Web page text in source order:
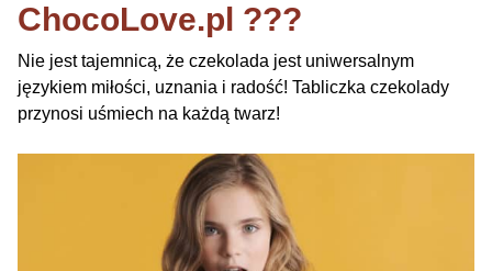
ChocoLove.pl ???
Nie jest tajemnicą, że czekolada jest uniwersalnym
językiem miłości, uznania i radość! Tabliczka czekolady
przynosi uśmiech na każdą twarz!